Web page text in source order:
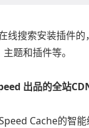
线搜索安装插件
题和插件等。
出品的全站
Cache的智